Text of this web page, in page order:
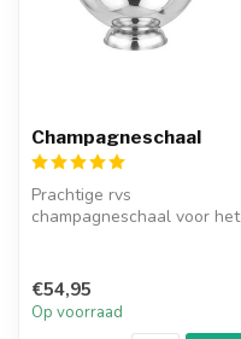
Champagneschaal
Prachtige rvs
champagneschaal voor het
€54,95
Op voorraad